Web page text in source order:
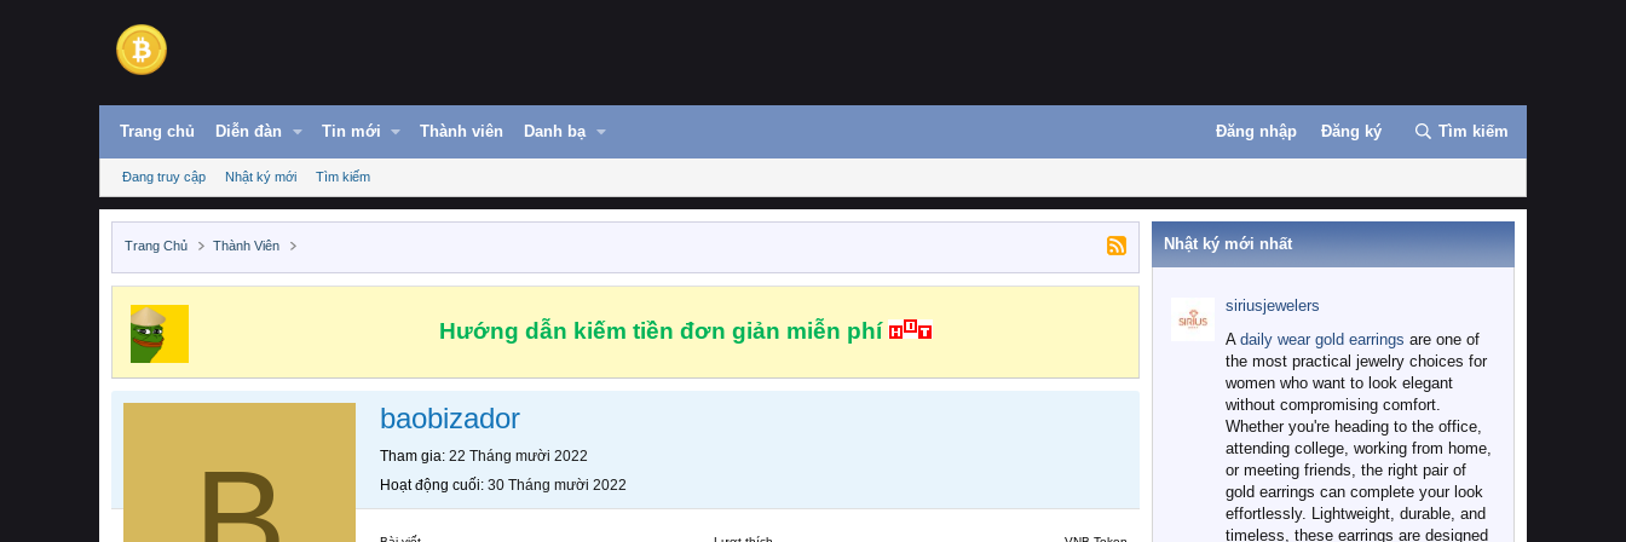
Trang chủ Diễn đàn Tin mới Thành viên Danh bạ Đăng nhập Đăng ký Tìm kiếm
Đang truy cập Nhật ký mới Tìm kiếm
Trang Chủ Thành Viên
Hướng dẫn kiếm tiền đơn giản miễn phí
baobizador
Tham gia 22 Tháng mười 2022
Hoạt động cuối 30 Tháng mười 2022
Nhật ký mới nhất
siriusjewelers
A daily wear gold earrings are one of
the most practical jewelry choices for
women who want to look elegant
without compromising comfort.
Whether you're heading to the office,
attending college, working from home,
or meeting friends, the right pair of
gold earrings can complete your look
effortlessly. Lightweight, durable, and
timeless, these earrings are designed